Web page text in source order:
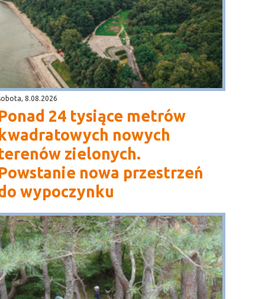
8.08.2026
24 tysiące metrów
kwadratowych nowych
zielonych.
nowa przestrzeń
wypoczynku